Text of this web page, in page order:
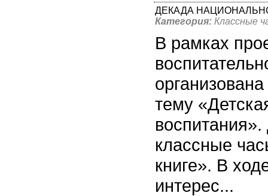
ДЕКАДА
Категория: Классные
В рамках
тему
классные
книге». В
интерес...